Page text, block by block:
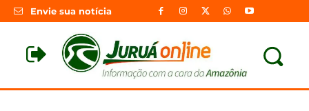
Envie sua notícia